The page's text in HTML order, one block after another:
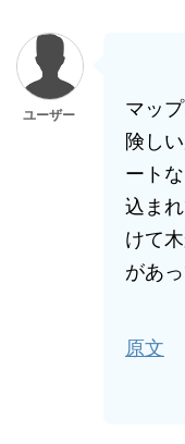
ユーザー
マッ
険し
ート
込ま
けて
があ
原文